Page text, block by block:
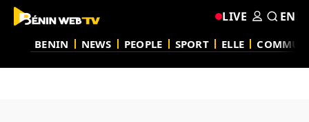
BENIN NEWS PEOPLE SPORT ELLE
LIVE EN